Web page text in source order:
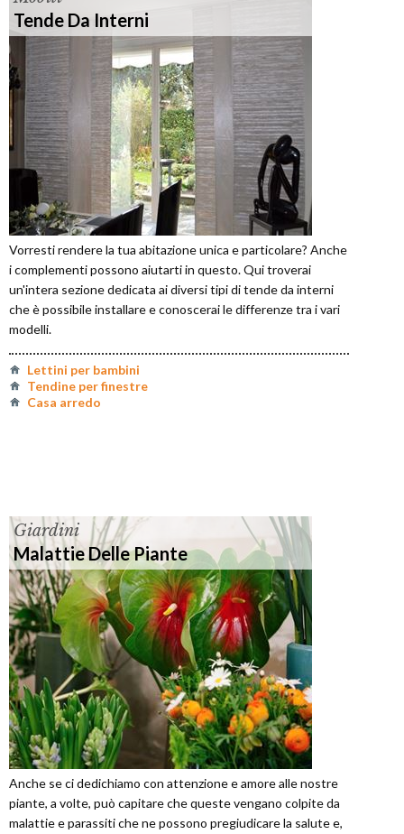
Tende Da Interni
Vorresti rendere la tua abitazione unica e particolare? Anche
i complementi possono aiutarti in questo. Qui troverai
un'intera sezione dedicata ai diversi tipi di tende da interni
che è possibile installare e conoscerai le differenze tra i vari
modelli.
Lettini per bambini
Tendine per finestre
Casa arredo
Giardini
Malattie Delle Piante
Anche se ci dedichiamo con attenzione e amore alle nostre
piante, a volte, può capitare che queste vengano colpite da
malattie e parassiti che ne possono pregiudicare la salute e,